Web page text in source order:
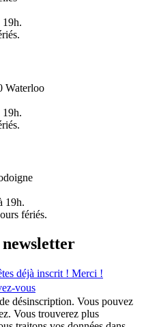
19h.
Waterloo
19h.
19h.
fériés.
déjà inscrit ! Merci !
vous
désinscription. Vous pouvez
Vous trouverez plus